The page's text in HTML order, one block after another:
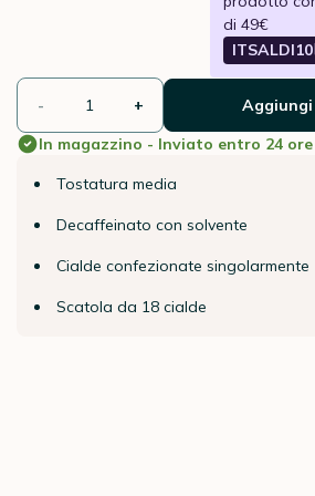
di 49€
ITSALDI10
- +
In magazzino - Inviato entro 24 ore
Tostatura media
Decaffeinato con solvente
Cialde confezionate singolarmente
Scatola da 18 cialde